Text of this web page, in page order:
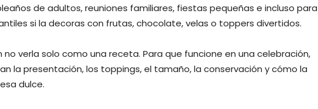
de adultos, reuniones familiares, fiestas pequeñas e incluso para
si la decoras con frutas, chocolate, velas o toppers divertidos.
no verla solo como una receta. Para que funcione en una celebración,
la presentación, los toppings, el tamaño, la conservación y cómo la
dulce.